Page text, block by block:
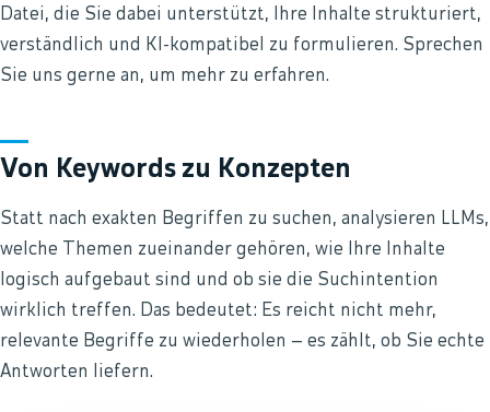
Datei, die Sie dabei unterstützt, Ihre Inhalte strukturiert,
verständlich und KI-kompatibel zu formulieren. Sprechen
Sie uns gerne an, um mehr zu erfahren.
Von Keywords zu Konzepten
Statt nach exakten Begriffen zu suchen, analysieren LLMs,
welche Themen zueinander gehören, wie Ihre Inhalte
logisch aufgebaut sind und ob sie die Suchintention
wirklich treffen. Das bedeutet: Es reicht nicht mehr,
relevante Begriffe zu wiederholen – es zählt, ob Sie echte
Antworten liefern.